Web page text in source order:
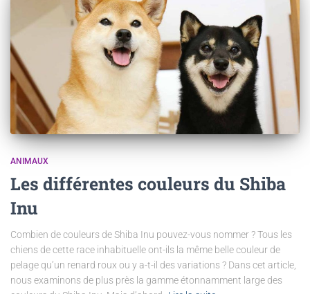
ANIMAUX
Les différentes couleurs du Shiba
Inu
Combien de couleurs de Shiba Inu pouvez-vous nommer ? Tous les
chiens de cette race inhabituelle ont-ils la même belle couleur de
pelage qu’un renard roux ou y a-t-il des variations ? Dans cet article,
nous examinons de plus près la gamme étonnamment large des